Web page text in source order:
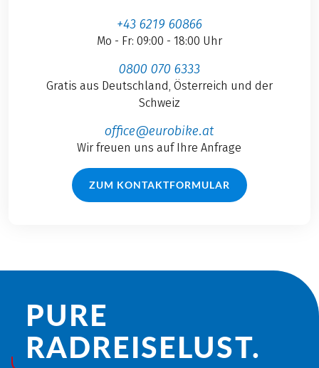
+43 6219 60866
Mo - Fr: 09:00 - 18:00 Uhr
0800 070 6333
Gratis aus Deutschland, Österreich und der
Schweiz
office@eurobike.at
Wir freuen uns auf Ihre Anfrage
ZUM KONTAKTFORMULAR
PURE
RADREISE­LUST.